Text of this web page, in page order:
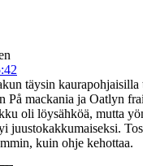
täysin kaurapohjaisilla
På mackania ja Oatlyn
oli löysähköä, mutta
juustokakkumaiseksi.
kuin ohje kehottaa.